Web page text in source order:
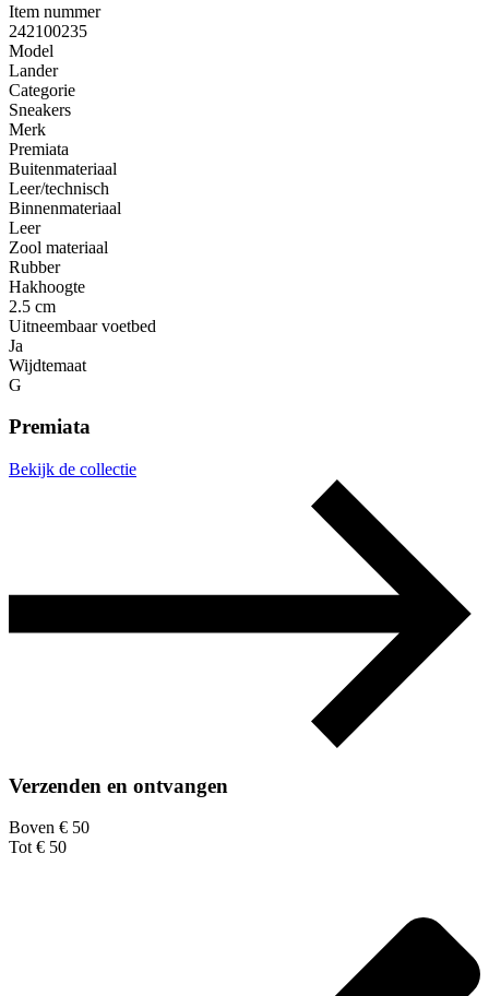
Item nummer
242100235
Model
Lander
Categorie
Sneakers
Merk
Premiata
Buitenmateriaal
Leer/technisch
Binnenmateriaal
Leer
Zool materiaal
Rubber
Hakhoogte
2.5 cm
Uitneembaar voetbed
Ja
Wijdtemaat
G
Premiata
Bekijk de collectie
Verzenden en ontvangen
Boven € 50
Tot € 50